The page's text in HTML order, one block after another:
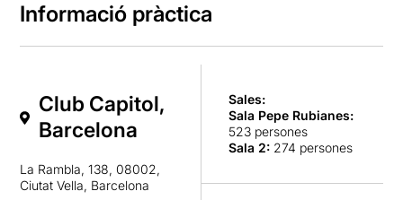
Informació pràctica
Club Capitol,
Barcelona
La Rambla, 138, 08002,
Ciutat Vella, Barcelona
Sales:
Sala Pepe Rubianes:
523 persones
Sala 2: 274 persones